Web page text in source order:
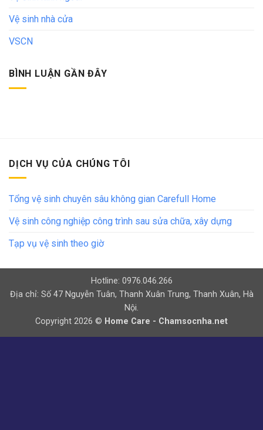
Vệ sinh nhà cửa
VSCN
BÌNH LUẬN GẦN ĐÂY
DỊCH VỤ CỦA CHÚNG TÔI
Tổng vệ sinh chuyên sâu không gian Carefull Home
Vệ sinh công nghiệp công trình sau sửa chữa, xây dựng
Tạp vụ vệ sinh theo giờ
Hotline: 0976.046.266
Địa chỉ: Số 47 Nguyễn Tuân, Thanh Xuân Trung, Thanh Xuân, Hà
Nội.
Copyright 2026 © Home Care - Chamsocnha.net